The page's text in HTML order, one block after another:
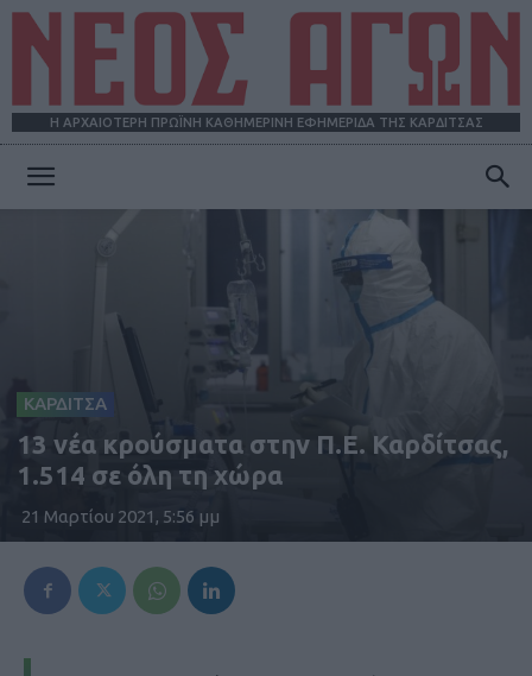
Η ΑΡΧΑΙΟΤΕΡΗ ΠΡΩΪΝΗ ΚΑΘΗΜΕΡΙΝΗ ΕΦΗΜΕΡΙΔΑ ΤΗΣ ΚΑΡΔΙΤΣΑΣ
ΚΑΡΔΙΤΣΑ
13 νέα κρούσματα στην Π.Ε. Καρδίτσας,
1.514 σε όλη τη χώρα
21 Μαρτίου 2021, 5:56 μμ